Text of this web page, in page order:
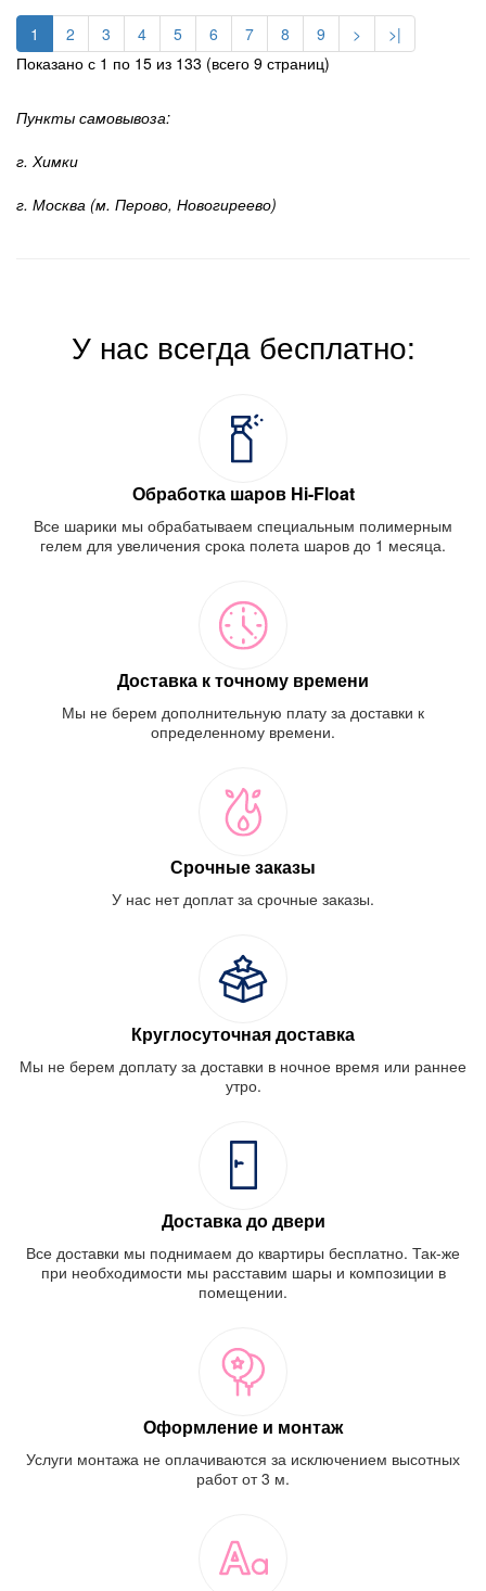
1 2 3 4 5 6 7 8 9 >
>|
Показано с 1 по 15 из 133 (всего 9 страниц)
Пункты самовывоза:
г. Химки
г. Москва (м. Перово, Новогиреево)
У нас всегда бесплатно:
Обработка шаров Hi-Float
Все шарики мы обрабатываем специальным полимерным
гелем для увеличения срока полета шаров до 1 месяца.
Доставка к точному времени
Мы не берем дополнительную плату за доставки к
определенному времени.
Срочные заказы
У нас нет доплат за срочные заказы.
Круглосуточная доставка
Мы не берем доплату за доставки в ночное время или раннее
утро.
Доставка до двери
Все доставки мы поднимаем до квартиры бесплатно. Так-же
при необходимости мы расставим шары и композиции в
помещении.
Оформление и монтаж
Услуги монтажа не оплачиваются за исключением высотных
работ от 3 м.